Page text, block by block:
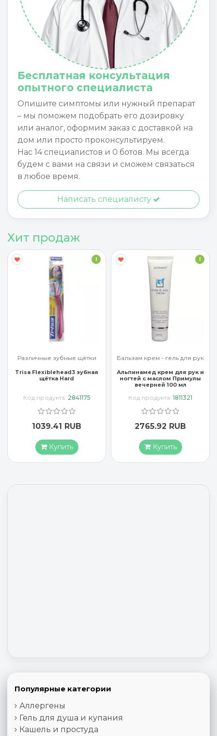
Бесплатная консультация
опытного специалиста
Опишите симптомы или нужный препарат
– мы поможем подобрать его дозировку
или аналог, оформим заказ с доставкой на
дом или просто проконсультируем.
Нас 14 специалистов и 0 ботов. Мы всегда
будем с вами на связи и сможем связаться
в любое время.
Написать специалисту
Хит продаж
Различные зубные щётки
Trisa Flexiblehead3 зубная
щётка Hard
Код продукта: 2841175
1039.41 RUB
Купить
Бальзам крем - гель для рук
Альпинамед крем для рук и
ногтей с маслом Примулы
вечерней 100 мл
Код продукта: 1811321
2765.92 RUB
Купить
Популярные категории
Аллергены
Гель для душа и купания
Кашель и простуда